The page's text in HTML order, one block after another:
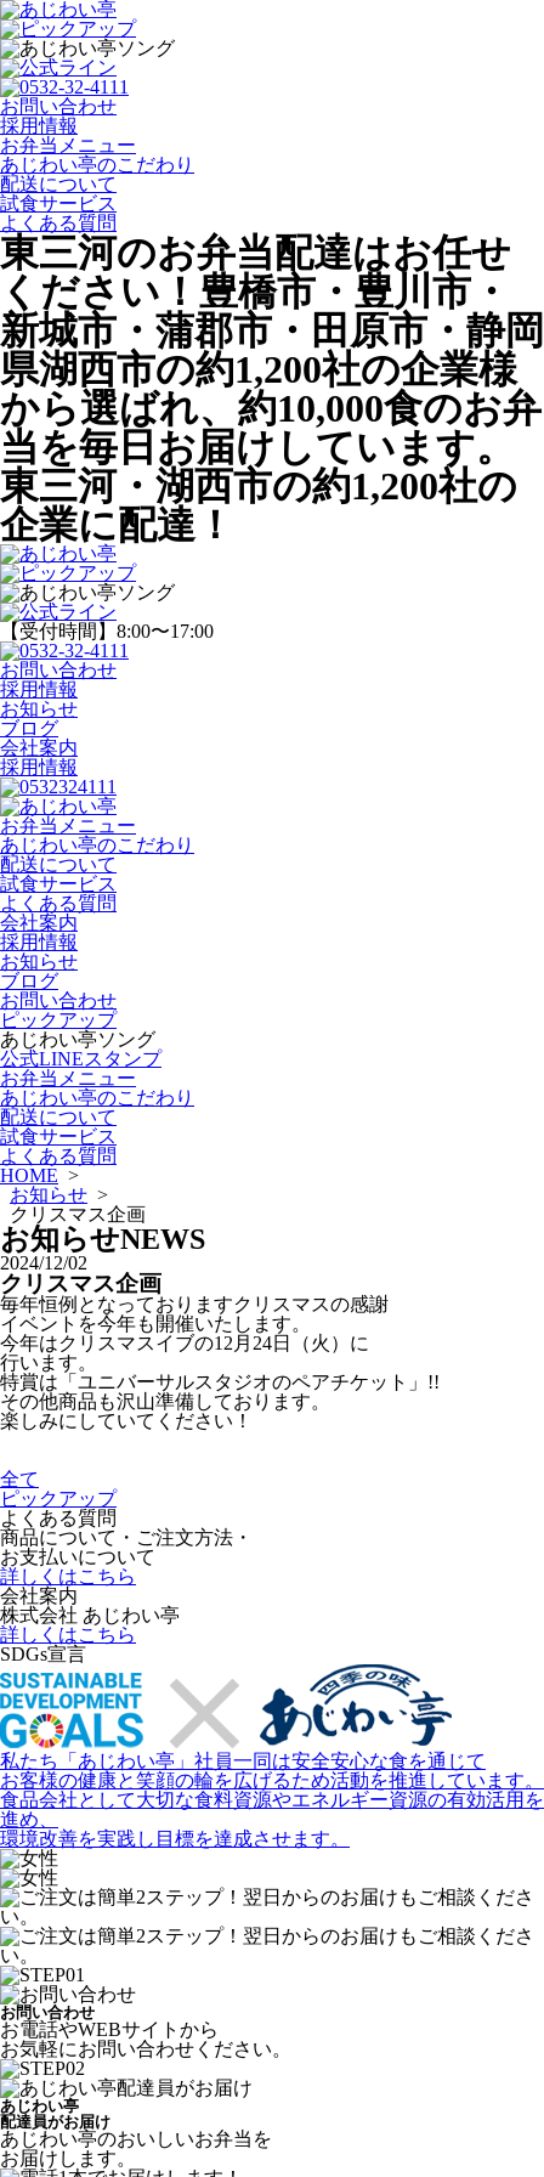
お問い合わせ
採用情報
お弁当メニュー
あじわい亭のこだわり
配送について
試食サービス
よくある質問
東三河のお弁当配達はお任せ
ください！豊橋市・豊川市・
新城市・蒲郡市・田原市・静岡
県湖西市の約1,200社の企業様
から選ばれ、約10,000食のお弁
当を毎日お届けしています。
東三河・湖西市の約1,200社の
企業に配達！
【受付時間】8:00〜17:00
お問い合わせ
採用情報
お知らせ
ブログ
会社案内
採用情報
お弁当メニュー
あじわい亭のこだわり
配送について
試食サービス
よくある質問
会社案内
採用情報
お知らせ
ブログ
お問い合わせ
ピックアップ
あじわい亭ソング
公式LINEスタンプ
お弁当メニュー
あじわい亭のこだわり
配送について
試食サービス
よくある質問
HOME >
お知らせ >
クリスマス企画
お知らせNEWS
2024/12/02
クリスマス企画
毎年恒例となっておりますクリスマスの感謝
イベントを今年も開催いたします。
今年はクリスマスイブの12月24日（火）に
行います。
特賞は「ユニバーサルスタジオのペアチケット」!!
その他商品も沢山準備しております。
楽しみにしていてください！
全て
ピックアップ
よくある質問
商品について・ご注文方法・
お支払いについて
詳しくはこちら
会社案内
株式会社 あじわい亭
詳しくはこちら
SDGs宣言
私たち「あじわい亭」社員一同は安全安心な食を通じて
お客様の健康と笑顔の輪を広げるため活動を推進しています。
食品会社として大切な食料資源やエネルギー資源の有効活用を
進め、
環境改善を実践し目標を達成させます。
お問い合わせ
お電話やWEBサイトから
お気軽にお問い合わせください。
あじわい亭
配達員がお届け
あじわい亭のおいしいお弁当を
お届けします。